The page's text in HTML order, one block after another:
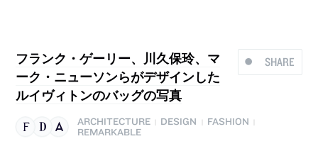
SHARE
フランク・ゲーリー、川久保玲、マ
ーク・ニューソンらがデザインした
ルイヴィトンのバッグの写真
ARCHITECTURE DESIGN FASHION
REMARKABLE